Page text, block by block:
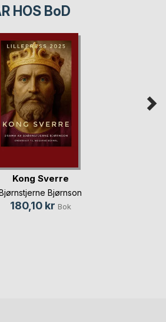
HOS BoD
Kong Sverre
Bjørnson
180,10 kr Bok